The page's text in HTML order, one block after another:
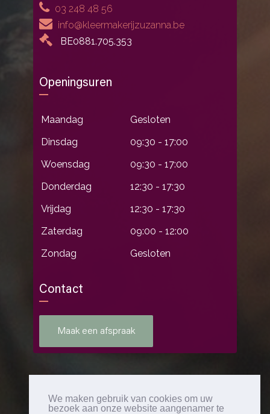
We maken gebruik van cookies om uw
bezoek aan onze website aangenamer te
03 248 48 56
info@kleermakerijzuzanna.be
BE0881.705.353
Openingsuren
Maandag
Gesloten
Dinsdag
09:30 - 17:00
Woensdag
09:30 - 17:00
Donderdag
12:30 - 17:30
Vrijdag
12:30 - 17:30
Zaterdag
09:00 - 12:00
Zondag
Gesloten
Contact
Maak een afspraak